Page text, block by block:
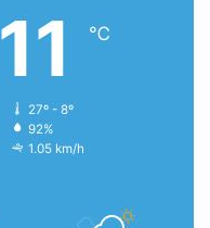
11 ℃
27º - 8º
92%
1.05 km/h